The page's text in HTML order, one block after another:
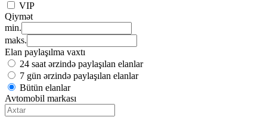
VIP
Qiymət
min.
maks.
Elan paylaşılma vaxtı
24 saat ərzində paylaşılan elanlar
7 gün ərzində paylaşılan elanlar
Bütün elanlar
Avtomobil markası